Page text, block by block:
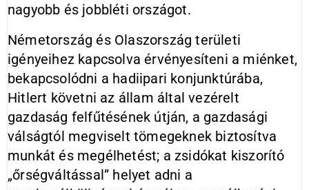
nagyobb és jobbléti országot.
Németország és Olaszország területi
igényeihez kapcsolva érvényesíteni a miénket,
bekapcsolódni a hadiipari konjunktúrába,
Hitlert követni az állam által vezérelt
gazdaság felfűtésének útján, a gazdasági
válságtól megviselt tömegeknek biztosítva
munkát és megélhetést; a zsidókat kiszorító
„őrségváltással” helyet adni a